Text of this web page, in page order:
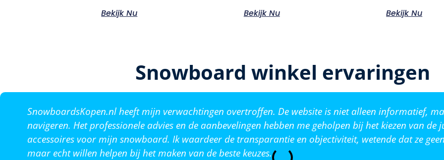
Bekijk Nu Bekijk Nu Bekijk Nu
Snowboard winkel ervaringen
SnowboardsKopen.nl heeft mijn verwachtingen overtroffen. De website is niet alleen informatief,
navigeren. Het professionele advies en de aanbevelingen hebben me geholpen bij het kiezen van de
accessoires voor mijn snowboard. Ik waardeer de transparantie en objectiviteit, wetende dat ze
maar echt willen helpen bij het maken van de beste keuzes.